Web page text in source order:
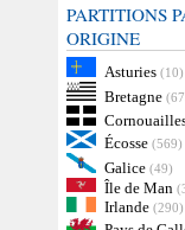
PARTITIONS
ORIGINE
Asturies (10)
Bretagne
Écosse (569)
Galice (49)
Île de Man
Irlande (290)